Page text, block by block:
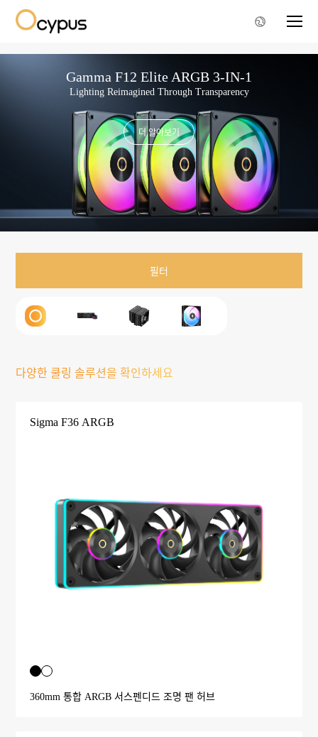
더 알아보기
Gamma F12 Elite ARGB 3-IN-1
Lighting Reimagined Through Transparency
더 알아보기
필터
다양한 쿨링 솔루션을 확인하세요
Sigma F36 ARGB
360mm 통합 ARGB 서스펜디드 조명 팬 허브